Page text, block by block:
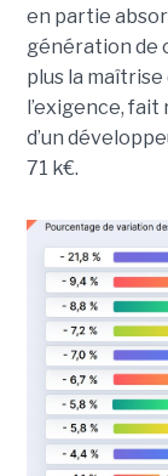
en partie
génération de
plus la maîtrise
l’exigence,
d’un
71 k€.